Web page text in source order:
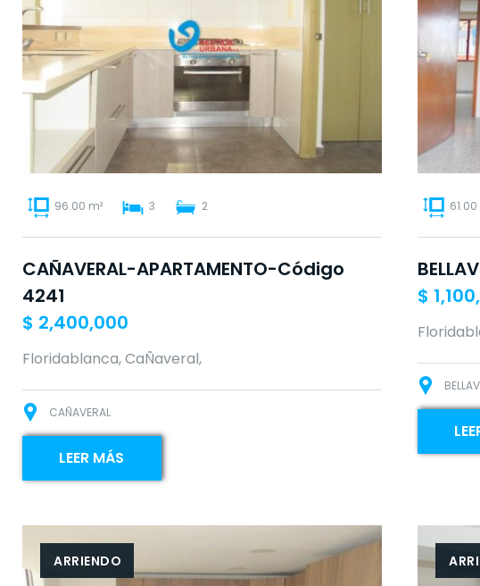
96.00 m² 3 2
CAÑAVERAL-APARTAMENTO-Código
4241
$ 2,400,000
Floridablanca, CaÑaveral,
CAÑAVERAL
LEER MÁS
61.00
$
ARRIENDO